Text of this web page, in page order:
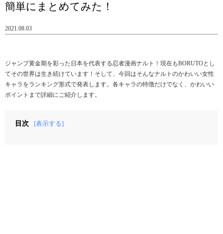
簡単にまとめてみた！
2021.08.03
ジャンプ黄金期を彩った日本を代表する忍者漫画ナルト！現在もBORUTOとし
てその世界は生き続けています！そして、今回はそんなナルトのかわいい女性
キャラをランキング形式で発表します。各キャラの特徴だけでなく、かわいい
ポイントまで詳細にご紹介します。
目次 [表示する]